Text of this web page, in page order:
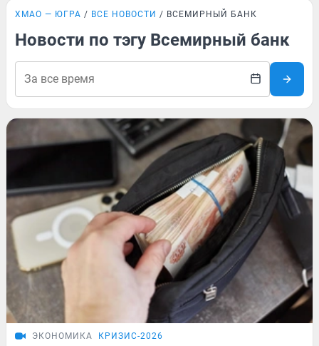
ХМАО — ЮГРА ВСЕ НОВОСТИ ВСЕМИРНЫЙ БАНК
Новости по тэгу Всемирный банк
ЭКОНОМИКА КРИЗИС-2026